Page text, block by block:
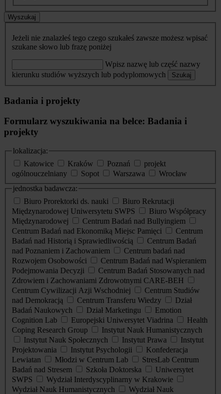
Wyszukaj
Jeżeli nie znalazłeś tego czego szukałeś zawsze możesz wpisać
szukane słowo lub frazę poniżej
Wpisz nazwę lub część nazwy
kierunku studiów wyższych lub podyplomowych
Szukaj
Badania i projekty
Formularz wyszukiwania na belce: Badania i
projekty
lokalizacja:
Katowice
Kraków Poznań
projekt
ogólnouczelniany
Sopot Warszawa
Wrocław
jednostka badawcza:
Biuro Prorektorki ds. nauki
Biuro Rekrutacji
Międzynarodowej Uniwersytetu SWPS
Biuro Współpracy
Międzynarodowej
Centrum Badań nad Bullyingiem
Centrum Badań nad Ekonomiką Miejsc Pamięci
Centrum
Badań nad Historią i Sprawiedliwością
Centrum Badań
nad Poznaniem i Zachowaniem
Centrum badań nad
Rozwojem Osobowości
Centrum Badań nad Wspieraniem
Podejmowania Decyzji
Centrum Badań Stosowanych nad
Zdrowiem i Zachowaniami Zdrowotnymi CARE-BEH
Centrum Cywilizacji Azji Wschodniej
Centrum Studiów
nad Demokracją
Centrum Transferu Wiedzy
Dział
Badań Naukowych
Dział Marketingu
Emotion
Cognition Lab
Europejski Uniwersytet Viadrina
Health
Coping Research Group
Instytut Nauk Humanistycznych
Instytut Nauk Społecznych
Instytut Prawa
Instytut
Projektowania
Instytut Psychologii
Konfederacja
Lewiatan
Młodzi w Centrum Lab
StresLab Centrum
Badań nad Stresem
Szkoła Doktorska
Uniwersytet
SWPS
Wydział Interdyscyplinarny w Krakowie
Wydział Nauk Humanistycznych
Wydział Nauk